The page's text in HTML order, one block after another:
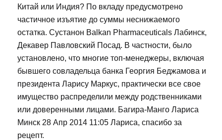
Китай или Индия? По вкладу предусмотрено
частичное изъятие до суммы неснижаемого
остатка. Сустанон Balkan Pharmaceuticals Лабинск,
Декавер Павловский Посад. В частности, было
установлено, что многие топ-менеджеры, включая
бывшего совладельца банка Георгия Беджамова и
президента Ларису Маркус, практически все свое
имущество распределили между родственниками
или доверенными лицами. Багира-Манго Лариса
Минск 28 Апр 2014 11:05 Лариса, спасибо за
рецепт.